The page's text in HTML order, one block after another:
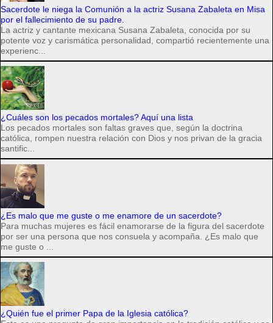
Sacerdote le niega la Comunión a la actriz Susana Zabaleta en Misa
por el fallecimiento de su padre.
La actriz y cantante mexicana Susana Zabaleta, conocida por su
potente voz y carismática personalidad, compartió recientemente una
experienc...
¿Cuáles son los pecados mortales? Aquí una lista
Los pecados mortales son faltas graves que, según la doctrina
católica, rompen nuestra relación con Dios y nos privan de la gracia
santific...
¿Es malo que me guste o me enamore de un sacerdote?
Para muchas mujeres es fácil enamorarse de la figura del sacerdote
por ser una persona que nos consuela y acompaña. ¿Es malo que
me guste o ...
¿Quién fue el primer Papa de la Iglesia católica?